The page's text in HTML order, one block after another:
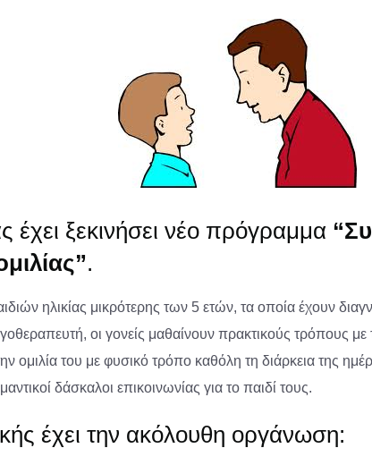
ξεκινήσει νέο πρόγραμμα
.
ηλικίας μικρότερης των 5 ετών, τα οποία έχουν
οι γονείς μαθαίνουν πρακτικούς τρόπους
ομιλία του με φυσικό τρόπο καθόλη τη διάρκεια της
δάσκαλοι επικοινωνίας για το παιδί τους.
έχει την ακόλουθη οργάνωση: